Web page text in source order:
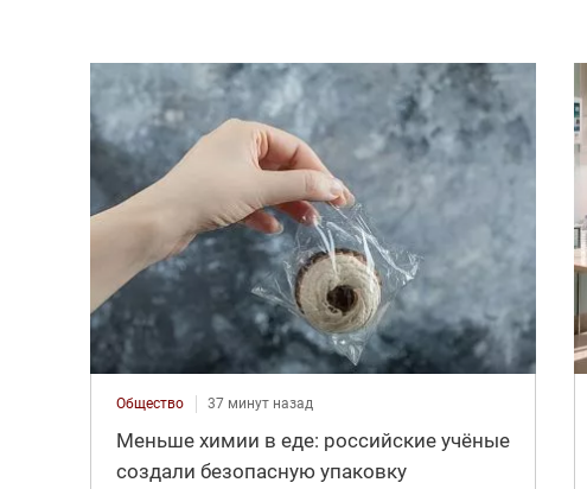
Общество 37 минут назад
Меньше химии в еде: российские учёные
создали безопасную упаковку